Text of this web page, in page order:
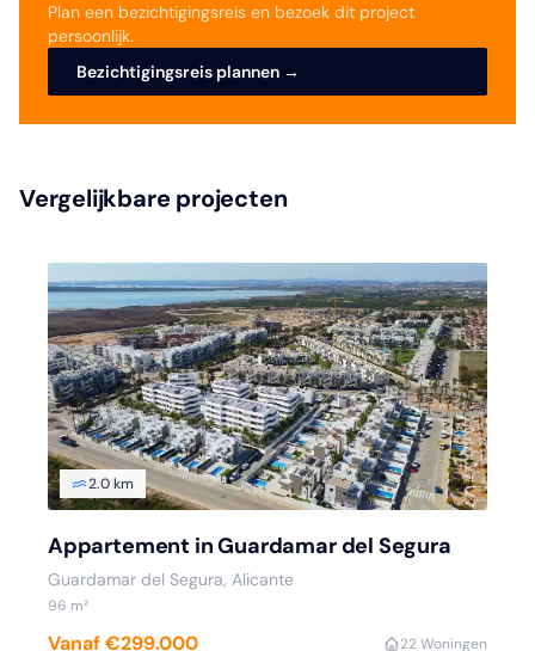
Plan een bezichtigingsreis en bezoek dit project
persoonlijk.
Bezichtigingsreis plannen →
Vergelijkbare projecten
2.0 km
Appartement in Guardamar del Segura
Guardamar del Segura, Alicante
96 m²
Vanaf €299.000 22 Woningen